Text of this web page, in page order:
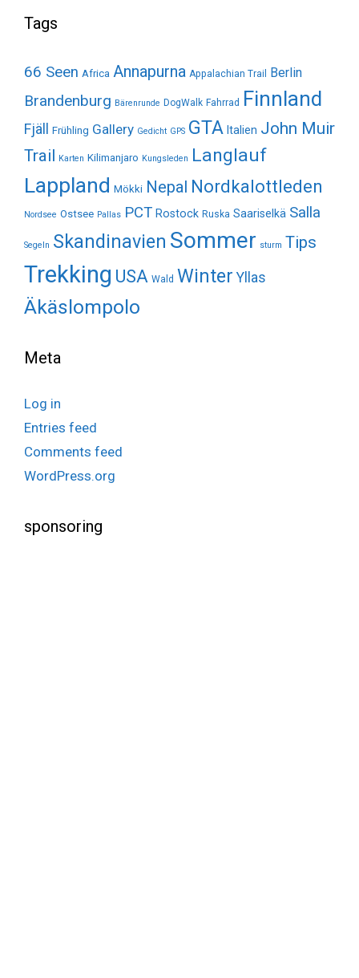
Tags
66 Seen Africa Annapurna Appalachian Trail Berlin
Brandenburg Bärenrunde DogWalk Fahrrad Finnland
Fjäll Frühling Gallery Gedicht GPS GTA Italien John Muir
Trail Karten Kilimanjaro Kungsleden Langlauf
Lappland Mökki Nepal Nordkalottleden
Nordsee Ostsee Pallas PCT Rostock Ruska Saariselkä Salla
Segeln Skandinavien Sommer sturm Tips
Trekking USA Wald Winter Yllas
Äkäslompolo
Meta
Log in
Entries feed
Comments feed
WordPress.org
sponsoring